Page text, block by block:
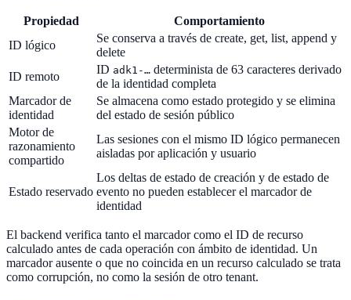
Propiedad
Comportamiento
ID lógico
Se conserva a través de create, get, list, append y
delete
ID remoto
ID adk1-… determinista de 63 caracteres derivado
de la identidad completa
Marcador de
identidad
Se almacena como estado protegido y se elimina
del estado de sesión público
Motor de
razonamiento
compartido
Las sesiones con el mismo ID lógico permanecen
aisladas por aplicación y usuario
Estado reservado
Los deltas de estado de creación y de estado de
evento no pueden establecer el marcador de
identidad
El backend verifica tanto el marcador como el ID de recurso
calculado antes de cada operación con ámbito de identidad. Un
marcador ausente o que no coincida en un recurso calculado se trata
como corrupción, no como la sesión de otro tenant.